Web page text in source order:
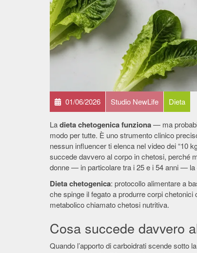
01/06/2026 Studio NewLife Dieta
Ladieta chetogenica funziona— ma
modo per tutte. È uno strumento clinico
nessun influencer ti elenca nel video dei “10
succede davvero al corpo in chetosi, perché
donne — in particolare tra i 25 e i 54 anni — la
Dieta chetogenica: protocollo alimentare a
che spinge il fegato a produrre corpi
metabolico chiamato chetosi nutritiva.
Cosa succede davvero
Quando l’apporto di carboidrati scende sotto